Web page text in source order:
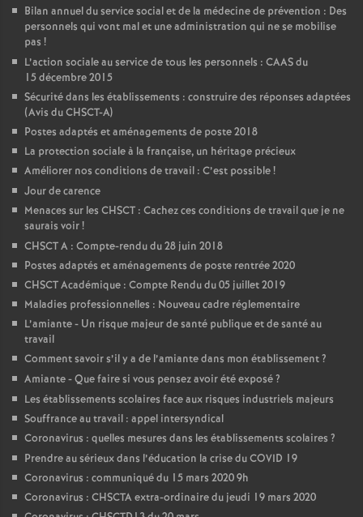
Bilan annuel du service social et de la médecine de prévention : Des
personnels qui vont mal et une administration qui ne se mobilise
pas !
L’action sociale au service de tous les personnels : CAAS du
15 décembre 2015
Sécurité dans les établissements : construire des réponses adaptées
(Avis du CHSCT-A)
Postes adaptés et aménagements de poste 2018
La protection sociale à la française, un héritage précieux
Améliorer nos conditions de travail : C’est possible!
Jour de carence
Menaces sur les CHSCT : Cachez ces conditions de travail que je ne
saurais voir!
CHSCT A : Compte-rendu du 28 juin 2018
Postes adaptés et aménagements de poste rentrée 2020
CHSCT Académique : Compte Rendu du 05 juillet 2019
Maladies professionnelles : Nouveau cadre réglementaire
L’amiante - Un risque majeur de santé publique et de santé au
travail
Comment savoir s’il y a de l’amiante dans mon établissement?
Amiante - Que faire si vous pensez avoir été exposé?
Les établissements scolaires face aux risques industriels majeurs
Souffrance au travail : appel intersyndical
Coronavirus : quelles mesures dans les établissements scolaires ?
Prendre au sérieux dans l’éducation la crise du COVID 19
Coronavirus : communiqué du 15 mars 2020 9h
Coronavirus : CHSCTA extra-ordinaire du jeudi 19 mars 2020